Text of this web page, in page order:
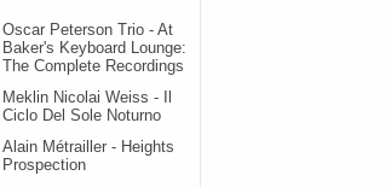
Oscar Peterson Trio - At
Baker's Keyboard Lounge:
The Complete Recordings
Meklin Nicolai Weiss - Il
Ciclo Del Sole Noturno
Alain Métrailler - Heights
Prospection